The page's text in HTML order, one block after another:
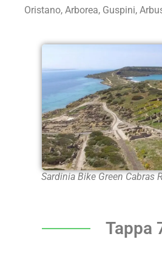
Oristano, Arborea, Guspini,
Sardinia Bike Green Cabras
Tappa